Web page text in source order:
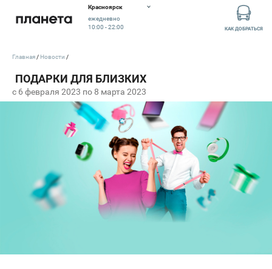
Красноярск
ежедневно
10:00 - 22:00
КАК ДОБРАТЬСЯ
c 6 февраля 2023 по 8 марта 2023
Главная Новости